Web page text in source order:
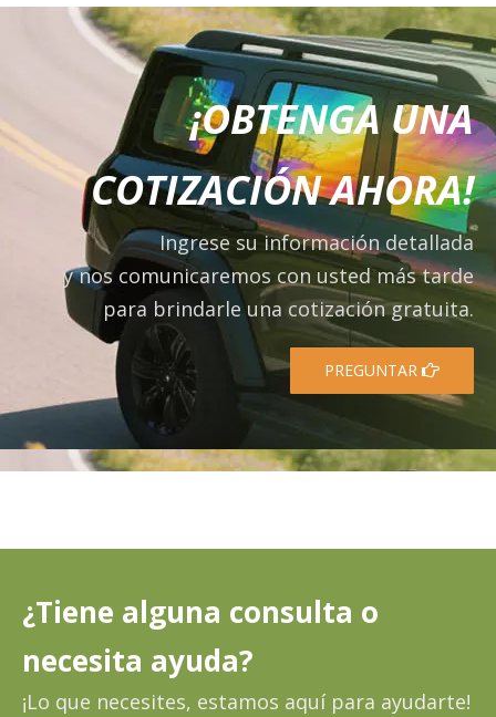
¡OBTENGA UNA
COTIZACIÓN AHORA!
Ingrese su información detallada
y nos comunicaremos con usted más tarde
para brindarle una cotización gratuita.
PREGUNTAR
¿Tiene alguna consulta o
necesita ayuda?
¡Lo que necesites, estamos aquí para ayudarte!